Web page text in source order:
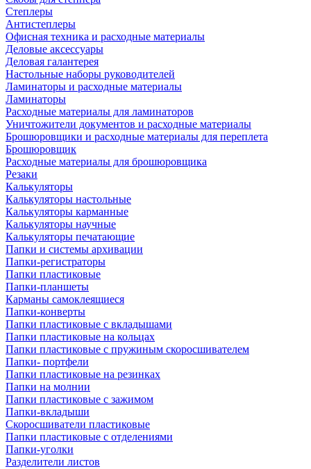
Степлеры
Антистеплеры
Офисная техника и расходные материалы
Деловые аксессуары
Деловая галантерея
Настольные наборы руководителей
Ламинаторы и расходные материалы
Ламинаторы
Расходные материалы для ламинаторов
Уничтожители документов и расходные материалы
Брошюровщики и расходные материалы для переплета
Брошюровщик
Расходные материалы для брошюровщика
Резаки
Калькуляторы
Калькуляторы настольные
Калькуляторы карманные
Калькуляторы научные
Калькуляторы печатающие
Папки и системы архивации
Папки-регистраторы
Папки пластиковые
Папки-планшеты
Карманы самоклеящиеся
Папки-конверты
Папки пластиковые с вкладышами
Папки пластиковые на кольцах
Папки пластиковые с пружиным скоросшивателем
Папки- портфели
Папки пластиковые на резинках
Папки на молнии
Папки пластиковые с зажимом
Папки-вкладыши
Скоросшиватели пластиковые
Папки пластиковые с отделениями
Папки-уголки
Разделители листов